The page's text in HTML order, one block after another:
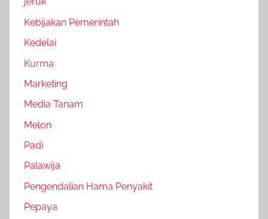
Kebijakan Pemerintah
Kedelai
Kurma
Marketing
Media Tanam
Melon
Padi
Palawija
Pengendalian Hama Penyakit
Pepaya